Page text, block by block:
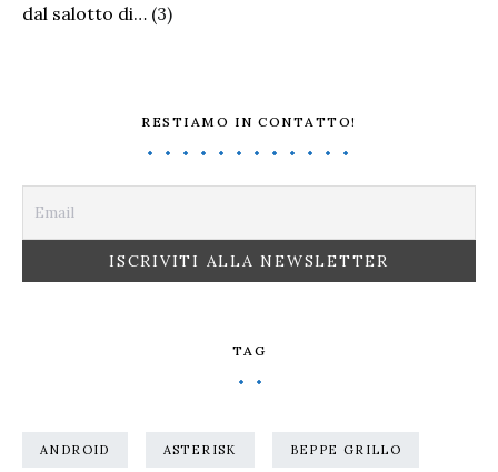
dal salotto di… (3)
RESTIAMO IN CONTATTO!
TAG
ANDROID ASTERISK BEPPE GRILLO